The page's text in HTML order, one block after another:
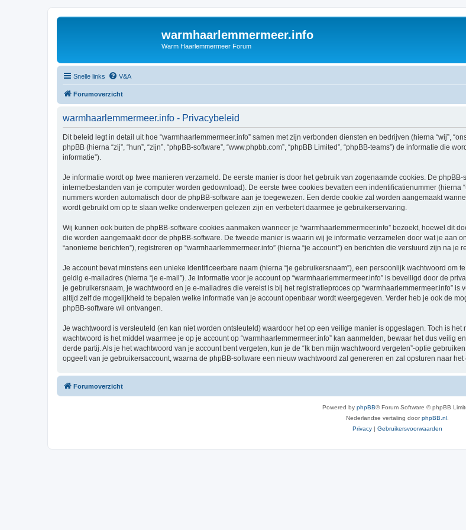
warmhaarlemmermeer.info
Warm Haarlemmermeer Forum
Snelle links V&A
Forumoverzicht
warmhaarlemmermeer.info - Privacybeleid
Dit beleid legt in detail uit hoe “warmhaarlemmermeer.info” samen met zijn verbonden diensten en bedrijven (hierna “wij”,
phpBB (hierna “zij”, “hun”, “zijn”, “phpBB-software”, “www.phpbb.com”, “phpBB Limited”, “phpBB-teams”) de informatie die
informatie”).
Je informatie wordt op twee manieren verzameld. De eerste manier is door het gebruik van zogenaamde cookies. De
internetbestanden van je computer worden gedownload). De eerste twee cookies bevatten een indentificatienummer (hierna
nummers worden automatisch door de phpBB-software aan je toegewezen. Een derde cookie zal worden aangemaakt
wordt gebruikt om op te slaan welke onderwerpen gelezen zijn en verbetert daarmee je gebruikerservaring.
Wij kunnen ook buiten de phpBB-software cookies aanmaken wanneer je “warmhaarlemmermeer.info” bezoekt, hoewel dit
die worden aangemaakt door de phpBB-software. De tweede manier is waarin wij je informatie verzamelen door wat je aan
“anonieme berichten”), registreren op “warmhaarlemmermeer.info” (hierna “je account”) en berichten die verstuurd zijn na je
Je account bevat minstens een unieke identificeerbare naam (hierna “je gebruikersnaam”), een persoonlijk wachtwoord om
geldig e-mailadres (hierna “je e-mail”). Je informatie voor je account op “warmhaarlemmermeer.info” is beveiligd door de
je gebruikersnaam, je wachtwoord en je e-mailadres die vereist is bij het registratieproces op “warmhaarlemmermeer.info” is
altijd zelf de mogelijkheid te bepalen welke informatie van je account openbaar wordt weergegeven. Verder heb je ook de
phpBB-software wil ontvangen.
Je wachtwoord is versleuteld (en kan niet worden ontsleuteld) waardoor het op een veilige manier is opgeslagen. Toch is
wachtwoord is het middel waarmee je op je account op “warmhaarlemmermeer.info” kan aanmelden, bewaar het dus veilig
derde partij. Als je het wachtwoord van je account bent vergeten, kun je de “Ik ben mijn wachtwoord vergeten”-optie
opgeeft van je gebruikersaccount, waarna de phpBB-software een nieuw wachtwoord zal genereren en zal opsturen naar
Forumoverzicht
Powered by phpBB® Forum Software © phpBB
Nederlandse vertaling doorphpBB.nl
Privacy | Gebruikersvoorwaarden